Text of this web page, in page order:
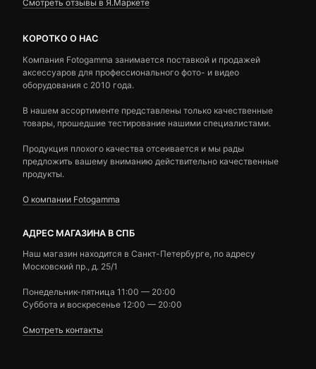
Смотреть отзывы в Я.Маркете
КОРОТКО О НАС
Компания Fotogamma занимается поставкой и продажей
аксессуаров для профессионального фото- и видео
оборудования с 2010 года.
В нашем ассортименте представлены только качественные
товары, прошедшие тестирование нашими специалистами.
Продукция плохого качества отсеивается и мы рады
предложить вашему вниманию действительно качественные
продукты.
О компании Fotogamma
АДРЕС МАГАЗИНА В СПБ
Наш магазин находится в Санкт-Петербурге, по адресу
Московский пр., д. 25/1
Понедельник-пятница 11:00 — 20:00
Суббота и воскресенье 12:00 — 20:00
Смотреть контакты